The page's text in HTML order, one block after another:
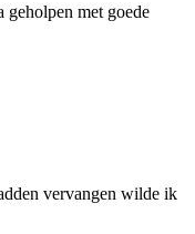
met goede
vervangen wilde ik